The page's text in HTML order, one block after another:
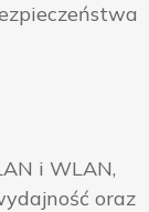
i WLAN,
oraz